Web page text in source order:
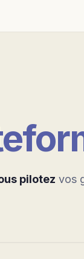
pilotez vos